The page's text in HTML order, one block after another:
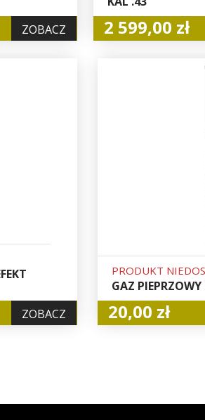
ZOBACZ 2 599,00 zł
ZOBACZ
PRODUKT
GAZ
20,00 zł